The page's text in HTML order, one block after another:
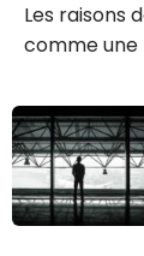
Les raisons
comme une